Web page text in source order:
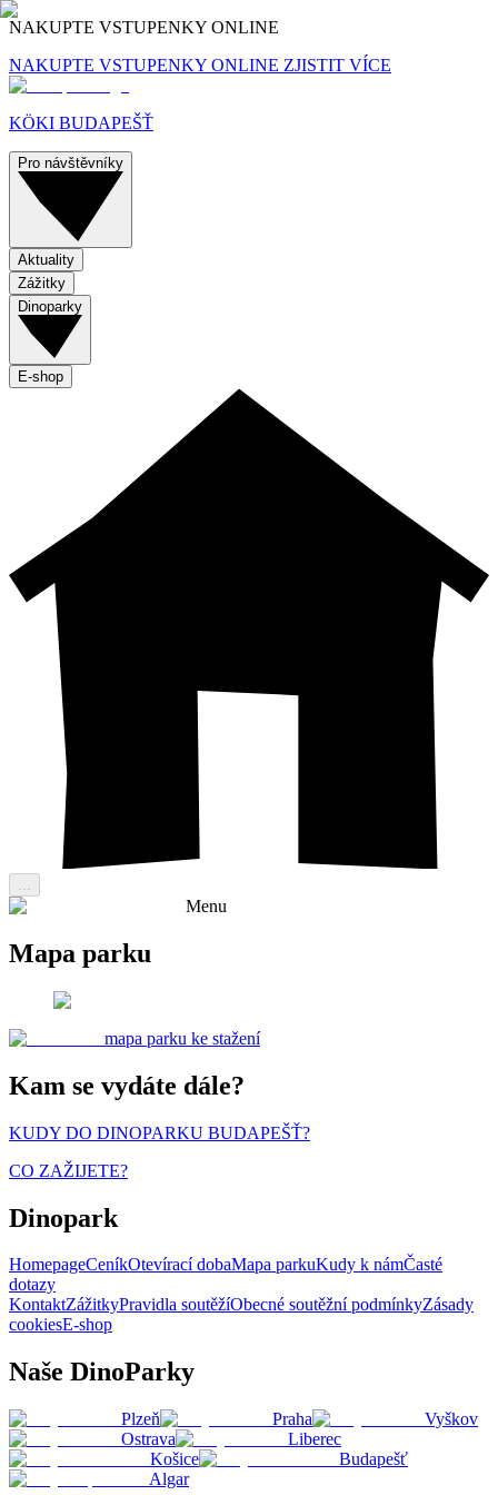
NAKUPTE VSTUPENKY ONLINE
NAKUPTE VSTUPENKY ONLINE ZJISTIT VÍCE
KÖKI BUDAPEŠŤ
Pro návštěvníky
Aktuality
Zážitky
Dinoparky
E-shop
Menu
Mapa parku
mapa parku ke stažení
Kam se vydáte dále?
KUDY DO DINOPARKU BUDAPEŠŤ?
CO ZAŽIJETE?
Dinopark
HomepageCeníkOtevírací dobaMapa parkuKudy k námČasté
dotazy
KontaktZážitkyPravidla soutěžíObecné soutěžní podmínkyZásady
cookiesE-shop
Naše DinoParky
Plzeň Praha
Vyškov
Ostrava
Liberec
Košice
Budapešť
Algar